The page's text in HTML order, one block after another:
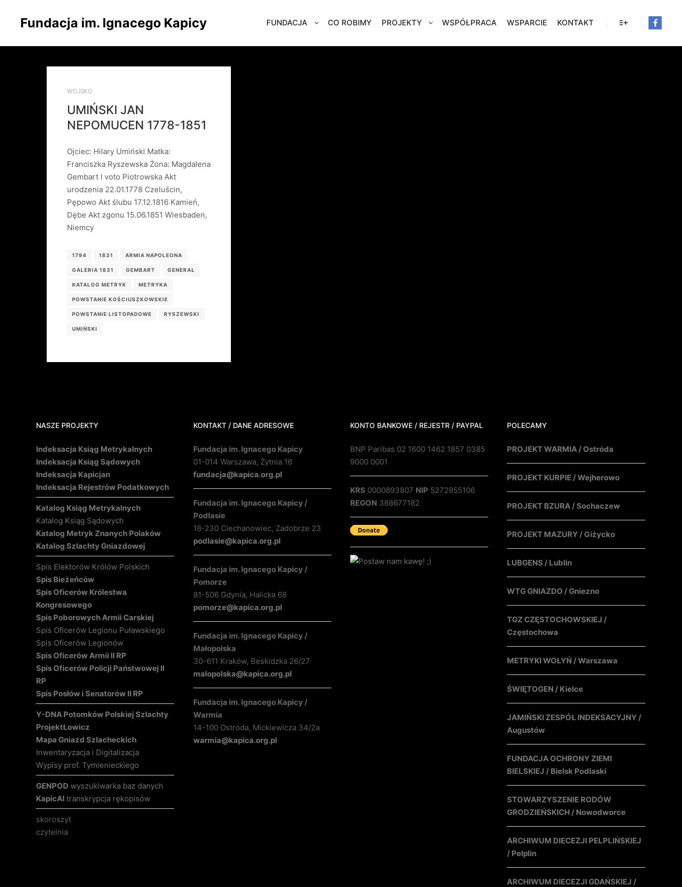
Fundacja im. Ignacego Kapicy FUNDACJA CO ROBIMY PROJEKTY WSPÓŁPRACA WSPARCIE KONTAKT
WOJSKO
UMIŃSKI JAN
NEPOMUCEN 1778-1851
Ojciec: Hilary Umiński Matka:
Franciszka Ryszewska Żona: Magdalena
Gembart I voto Piotrowska Akt
urodzenia 22.01.1778 Czeluścin,
Pępowo Akt ślubu 17.12.1816 Kamień,
Dębe Akt zgonu 15.06.1851 Wiesbaden,
Niemcy
1794 1831 ARMIA NAPOLEONA
GALERIA 1831 GEMBART GENERAŁ
KATALOG METRYK METRYKA
POWSTANIE KOŚCIUSZKOWSKIE
POWSTANIE LISTOPADOWE RYSZEWSKI
UMIŃSKI
NASZE PROJEKTY
Indeksacja Ksiąg Metrykalnych
Indeksacja Ksiąg Sądowych
Indeksacja Kapicjan
Indeksacja Rejestrów Podatkowych
Katalog Ksiąg Metrykalnych
Katalog Ksiąg Sądowych
Katalog Metryk Znanych Polaków
Katalog Szlachty Gniazdowej
Spis Elektorów Królów Polskich
Spis Bieżeńców
Spis Oficerów Królestwa
Kongresowego
Spis Poborowych Armii Carskiej
Spis Oficerów Legionu Puławskiego
Spis Oficerów Legionów
Spis Oficerów Armii II RP
Spis Oficerów Policji Państwowej II
RP
Spis Posłów i Senatorów II RP
Y-DNA Potomków Polskiej Szlachty
ProjektŁowicz
Mapa Gniazd Szlacheckich
Inwentaryzacja i Digitalizacja
Wypisy prof. Tymienieckiego
GENPOD wyszukiwarka baz danych
KapicAI transkrypcja rękopisów
skoroszyt
czytelnia
KONTAKT / DANE ADRESOWE
Fundacja im. Ignacego Kapicy
01-014 Warszawa, Żytnia 16
fundacja@kapica.org.pl
Fundacja im. Ignacego Kapicy /
Podlasie
18-230 Ciechanowiec, Zadobrze 23
podlasie@kapica.org.pl
Fundacja im. Ignacego Kapicy /
Pomorze
81-506 Gdynia, Halicka 68
pomorze@kapica.org.pl
Fundacja im. Ignacego Kapicy /
Małopolska
30-611 Kraków, Beskidzka 26/27
malopolska@kapica.org.pl
Fundacja im. Ignacego Kapicy /
Warmia
14-100 Ostróda, Mickiewicza 34/2a
warmia@kapica.org.pl
KONTO BANKOWE / REJESTR / PAYPAL
BNP Paribas 02 1600 1462 1857 0385
9000 0001
KRS 0000893807 NIP 5272955106
REGON 388677182
POLECAMY
PROJEKT WARMIA / Ostróda
PROJEKT KURPIE / Wejherowo
PROJEKT BZURA / Sochaczew
PROJEKT MAZURY / Giżycko
LUBGENS / Lublin
WTG GNIAZDO / Gniezno
TGZ CZĘSTOCHOWSKIEJ /
Częstochowa
METRYKI WOŁYŃ / Warszawa
ŚWIĘTOGEN / Kielce
JAMIŃSKI ZESPÓŁ INDEKSACYJNY /
Augustów
FUNDACJA OCHRONY ZIEMI
BIELSKIEJ / Bielsk Podlaski
STOWARZYSZENIE RODÓW
GRODZIEŃSKICH / Nowodworce
ARCHIWUM DIECEZJI PELPLIŃSKIEJ
/ Pelplin
ARCHIWUM DIECEZJI GDAŃSKIEJ /